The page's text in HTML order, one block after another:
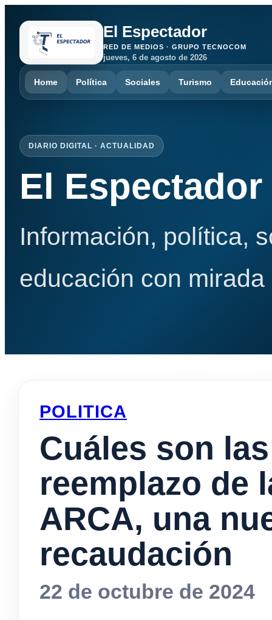
El Espectador
RED DE MEDIOS · GRUPO TECNOCOM
jueves, 6 de agosto de 2026
Home Política Sociales Turismo
DIARIO DIGITAL · ACTUALIDAD
El Espectador
Información, política,
educación con
POLITICA
Cuáles son
reemplazo de
ARCA, una
recaudación
22 de octubre de 2024